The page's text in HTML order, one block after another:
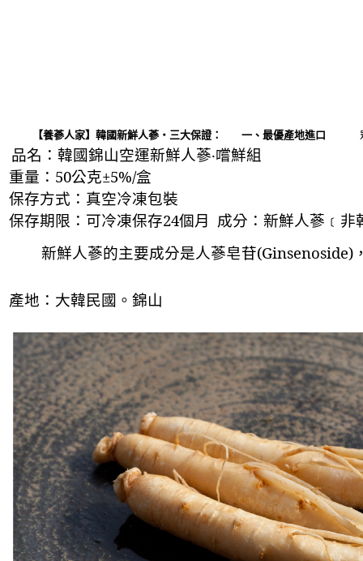
【養蔘人家】韓國新鮮人蔘‧三大保證： 一、最優產地進口
品名：韓國錦山空運新鮮人蔘‧嚐鮮組
重量： 50公克±5%/盒
保存方式：真空冷凍包裝
保存期限：可冷凍保存24個月 成分：新鮮人蔘﹝非
新鮮人蔘的主要成分是人蔘皂苷
產地：大韓民國。錦山